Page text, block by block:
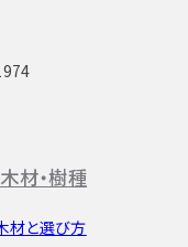
材・樹種
材と選び方